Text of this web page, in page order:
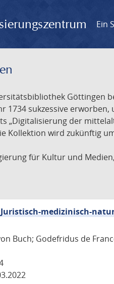
Ein
1734 sukzessive
„Digitalisierung der
Kollektion wird zukünftig
für Kultur und
Juristisch-medizinisch-
Buch; Godefridus de